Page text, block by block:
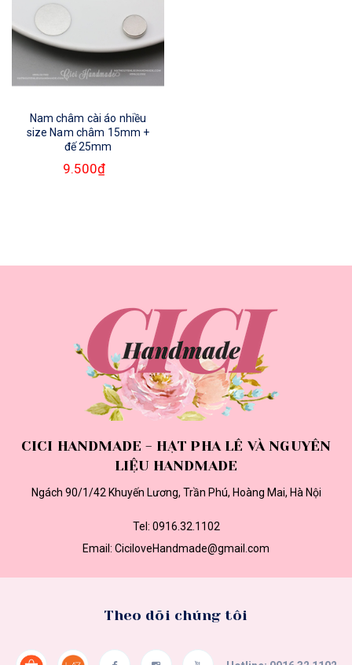
Nam châm cài áo nhiều
size Nam châm 15mm +
đế 25mm
9.500₫
CICI HANDMADE - HẠT PHA LÊ VÀ NGUYÊN
LIỆU HANDMADE
Ngách 90/1/42 Khuyến Lương, Trần Phú, Hoàng Mai, Hà Nội
Tel: 0916.32.1102
Email: CiciloveHandmade@gmail.com
Theo dõi chúng tôi